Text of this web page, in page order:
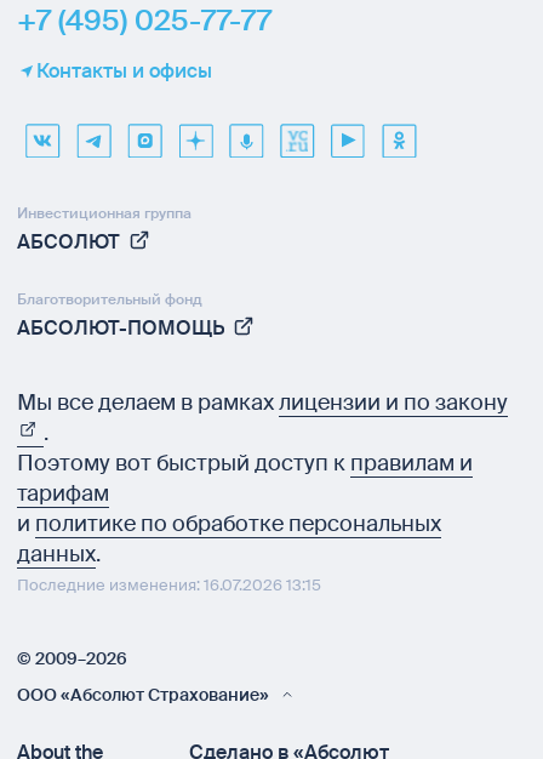
+7 (495) 025-77-77
Контакты и офисы
Инвестиционная группа
АБСОЛЮТ
Благотворительный фонд
АБСОЛЮТ-ПОМОЩЬ
Мы все делаем в рамкахлицензии и по закону
.
Поэтому вот быстрый доступ к правилам и
тарифам
и политике по обработке персональных
данных.
Последние изменения: 16.07.2026 13:15
© 2009–2026
ООО «Абсолют Страхование»
About the Сделано в «Абсолют